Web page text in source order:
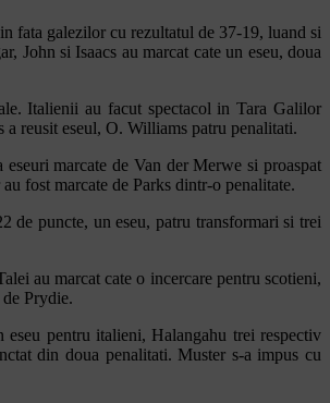
fata galezilor cu rezultatul de 37-19, luand si
John si Isaacs au marcat cate un eseu, doua
Italienii au facut spectacol in Tara Galilor
reusit eseul, O. Williams patru penalitati.
marcate de Van der Merwe si proaspat
fost marcate de Parks dintr-o penalitate.
de puncte, un eseu, patru transformari si trei
au marcat cate o incercare pentru scotieni,
Prydie.
pentru italieni, Halangahu trei respectiv
din doua penalitati. Muster s-a impus cu